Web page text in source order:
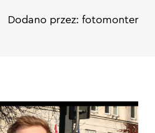
Dodano przez: fotomonter